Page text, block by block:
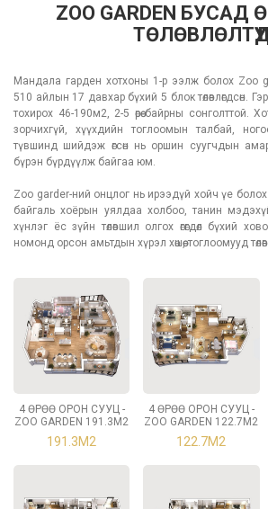
ZOO GARDEN БУСАД
Мандала гарден хотхоны 1-р ээлж болох Zoo
510 айлын 17 давхар бүхий 5 блок төлөвлөгдсөн.
тохирох 46-190м2, 2-5 өрөө байрны сонголттой.
зорчихгүй, хүүхдийн тоглоомын талбай,
түвшинд шийдэж өгсөн нь оршин суугчдын
бүрэн бүрдүүлж байгаа юм.
Zoo garder-ний онцлог нь ирээдүй хойч үе
байгаль хоёрын уялдаа холбоо, танин
хүнлэг ёс зүйн төлөвшил олгох өгөгдөл бүхий
номонд орсон амьтдын хүрэл хөшөө, тоглоомууд
4 ӨРӨӨ ОРОН СУУЦ -
ZOO GARDEN 191.3М2
191.3М2
4 ӨРӨӨ ОРОН СУУЦ -
ZOO GARDEN 122.7М2
122.7М2